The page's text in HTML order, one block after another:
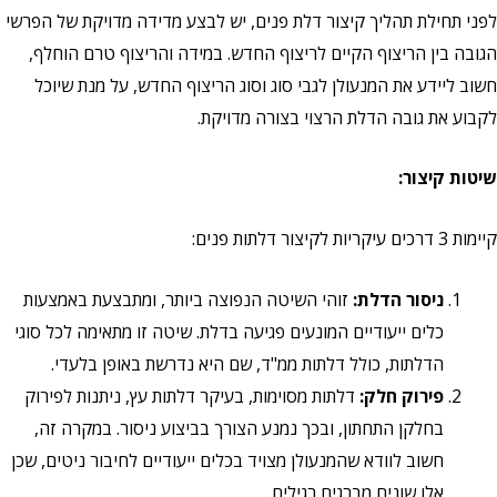
לפני תחילת תהליך קיצור דלת פנים, יש לבצע מדידה מדויקת של הפרשי
הגובה בין הריצוף הקיים לריצוף החדש. במידה והריצוף טרם הוחלף,
חשוב ליידע את המנעולן לגבי סוג וסוג הריצוף החדש, על מנת שיוכל
לקבוע את גובה הדלת הרצוי בצורה מדויקת.
שיטות קיצור:
קיימות 3 דרכים עיקריות לקיצור דלתות פנים:
ניסור הדלת: זוהי השיטה הנפוצה ביותר, ומתבצעת באמצעות
כלים ייעודיים המונעים פגיעה בדלת. שיטה זו מתאימה לכל סוגי
הדלתות, כולל דלתות ממ"ד, שם היא נדרשת באופן בלעדי.
פירוק חלק: דלתות מסוימות, בעיקר דלתות עץ, ניתנות לפירוק
בחלקן התחתון, ובכך נמנע הצורך בביצוע ניסור. במקרה זה,
חשוב לוודא שהמנעולן מצויד בכלים ייעודיים לחיבור ניטים, שכן